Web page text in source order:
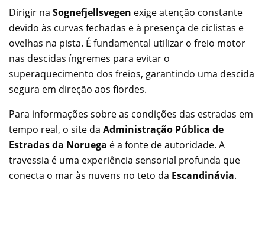
Dirigir na Sognefjellsvegen exige atenção constante
devido às curvas fechadas e à presença de ciclistas e
ovelhas na pista. É fundamental utilizar o freio motor
nas descidas íngremes para evitar o
superaquecimento dos freios, garantindo uma descida
segura em direção aos fiordes.
Para informações sobre as condições das estradas em
tempo real, o site da Administração Pública de
Estradas da Noruega é a fonte de autoridade. A
travessia é uma experiência sensorial profunda que
conecta o mar às nuvens no teto da Escandinávia.